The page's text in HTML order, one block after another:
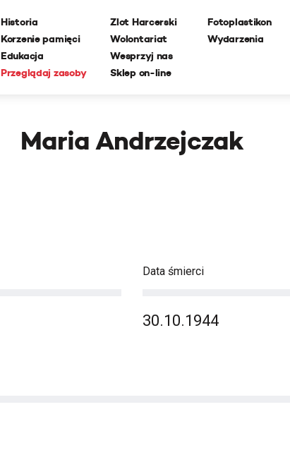
Historia
Korzenie pamięci
Edukacja
Przeglądaj zasoby
Zlot Harcerski
Wolontariat
Wesprzyj nas
Sklep on-line
Fotoplastikon
Wydarzenia
Maria Andrzejczak
Data śmierci
30.10.1944